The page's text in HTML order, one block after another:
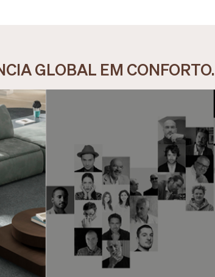
GLOBAL EM CONFORTO.